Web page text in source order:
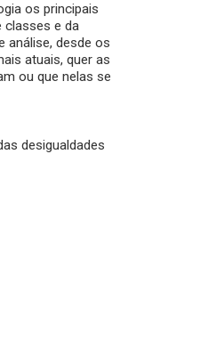
os principais
classes e da
análise, desde os
atuais, quer as
ou que nelas se
desigualdades